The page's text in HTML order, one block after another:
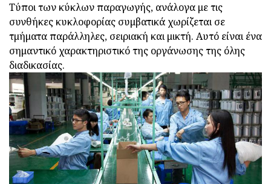
Τύποι των κύκλων παραγωγής, ανάλογα με τις
συνθήκες κυκλοφορίας συμβατικά χωρίζεται σε
τμήματα παράλληλες, σειριακή και μικτή. Αυτό είναι ένα
σημαντικό χαρακτηριστικό της οργάνωσης της όλης
διαδικασίας.